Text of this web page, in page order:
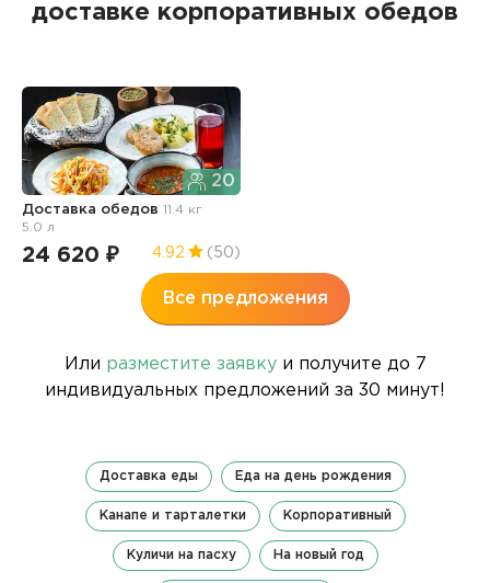
доставке корпоративных обедов
20
Доставка обедов11.4 кг
5.0 л
24 620 ₽ 4.92 (50)
Все предложения
Или разместите заявкуи получите до 7
индивидуальных предложений за 30 минут!
Доставка еды Еда на день рождения
Канапе и тарталетки Корпоративный
Куличи на пасху На новый год